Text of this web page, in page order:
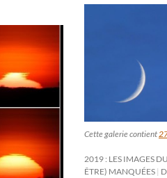
Cette galerie contient
2019 : LES IMAGES
ÊTRE) MANQUÉES